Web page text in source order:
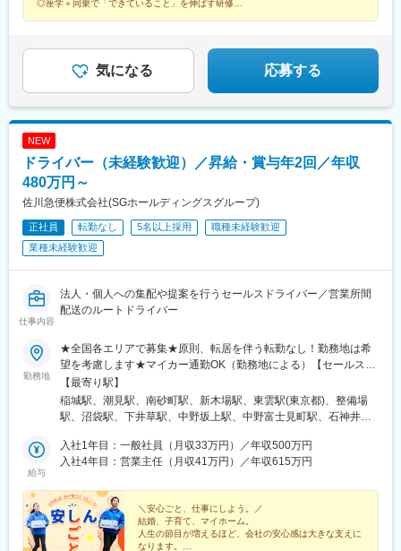
三河安城駅、萩原駅(愛知県)、北岡崎駅、石仏駅、田県神社前駅、
駅、三河一宮駅、竹村駅、港区役所駅、新守山駅、尾張星の宮
駅、本郷駅(愛知県)、佐那具駅、朝熊駅、亀山駅(三重県)、霞ケ浦
駅、六軒駅(三重県)、尾鷲駅、加佐登駅、江吉良駅、新加納駅、関
中条駅、宮内駅(新潟県)、魚沼丘陵駅、茨目駅、伊那北駅、広丘
駅、岩村田駅、村山駅(長野県)、信濃常盤駅、田中駅、切石駅、常
永駅、春日居町駅、東桂駅、動橋駅、三ツ屋駅、笠師保駅、松任
駅、丸岡駅、敦賀駅、清明駅、黒部駅、小杉駅、越中舟橋駅、沢
良宜駅、ＪＲ総持寺駅、豊川駅(大阪府)、羽倉崎駅、松ノ浜駅、藤
井寺駅、喜志駅、長尾駅(大阪府)、箕面萱野駅、光明池駅、武庫川
団地前駅、白浜の宮駅、中山寺駅、豊岡駅(兵庫県)、紀伊山田駅、
県)、長柄駅、大山崎駅、馬堀駅、峰山駅、篠原駅(滋賀県)、多賀
大社前駅、三雲駅、栗東駅、おごと温泉駅、長浜駅、箕浦駅、讃
富田駅、平田駅(高知県)、多ノ郷駅、布師田駅、撫養駅、川原石
駅、伴中央駅、広島港・宇品駅、本郷駅(広島県)、八本松駅、東福
山駅、木次駅、遙堪駅、乃木駅、下府駅、八浜駅、金光駅、木見
駅、高野駅、厚東駅、長府駅、米川駅、山口駅(山口県)、新南陽
駅、萩駅、鳥取駅、三本松口駅、南瀬高駅、五郎丸駅、苅田駅、
赤間駅、伊賀駅、甘木駅(西鉄線)、新飯塚駅、橋本駅(福岡県)、貝
塚駅(福岡県)、雑餉隈駅、吉塚駅、西小倉駅、大塔駅、佐伯駅、豊
後豊岡駅、鶴崎駅、東中津駅、北友田駅、朝地駅、バルーンさが
駅、田代駅、東唐津駅、肥後大津駅、光の森駅、平成駅、西人吉
嶺駅、てだこ浦西駅、南方駅(宮崎県)、高鍋駅、三股駅、東旭川
駅、倶知安駅、岩見沢駅、新富士駅(北海道)、根室駅、新川駅(北
海道)、環状通東駅、南郷１３丁目駅、問寒別駅、東室蘭駅、ほし
◎座学＋同乗で「できていること」を伸ばす研修
気になる 応募する
NEW
ドライバー（未経験歓迎）／昇給・賞与年2回／年収
480万円～
佐川急便株式会社(SGホールディングスグループ)
正社員 転勤なし 5名以上採用
職種未経験歓迎
業種未経験歓迎
仕事内容
法人・個人への集配や提案を行うセールスドライバー／営業所間
配送のルートドライバー
勤務地
★全国各エリアで募集★原則、転居を伴う転勤なし！勤務地は希
望を考慮します★マイカー通勤OK（勤務地による）【セールスド
ライバー】【ルート（輸送）ドライバー】■関東エリア東京、埼
玉、神奈川、千葉、栃木、群馬、茨城■東海エリア愛知、三重、岐
阜、静岡■甲信越エリア新潟、長野、山梨■北陸エリア石川、福
国・四国エリア香川、愛媛、高知、徳島、広島、島根、岡山、山
口、鳥取■九州エリア福岡、長崎、大分、佐賀、熊本、鹿児島、沖
秋田、青森
【最寄り駅】
稲城駅、潮見駅、南砂町駅、新木場駅、東雲駅(東京都)、整備場
駅、沼袋駅、下井草駅、中野坂上駅、中野富士見町駅、石神井公
本庄早稲田駅、和光市駅、番田駅(神奈川県)、久里浜駅、港南台
駅、栢山駅、読売ランド前駅、武蔵新城駅、昭和駅、片岡駅、南
田羅駅、岩宿駅、上州新屋駅、新前橋駅、渋川駅、駒形駅、細谷
駅(群馬県)、千葉ニュータウン中央駅、湖北駅、江見駅、佐倉駅、
新習志野駅、木更津駅、川間駅、江戸川台駅、神立駅、みどりの
駅、野木駅、赤塚駅、下館駅、延方駅、常陸鴻巣駅、日立駅、佐
給与
入社1年目：一般社員（月収33万円）／年収500万円
入社4年目：営業主任（月収41万円）／年収615万円
＼安心ごと、仕事にしよう。／
結婚、子育て、マイホーム。
人生の節目が増えるほど、会社の安心感は大きな支えに
なります。